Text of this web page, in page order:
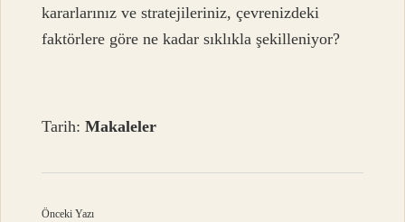
kararlarınız ve stratejileriniz, çevrenizdeki
faktörlere göre ne kadar sıklıkla şekilleniyor?
Tarih:Makaleler
Önceki Yazı